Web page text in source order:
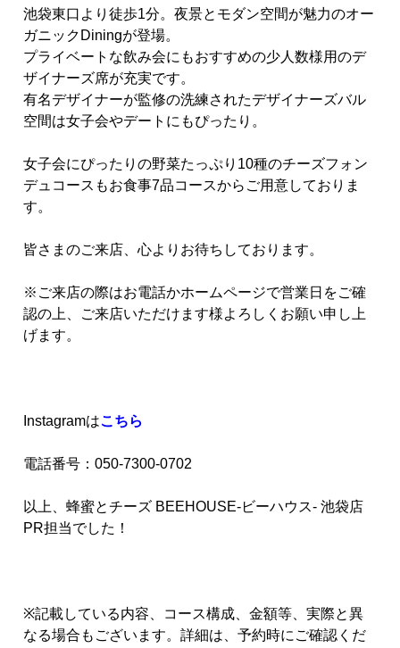
池袋東口より徒歩1分。夜景とモダン空間が魅力のオー
ガニックDiningが登場。
プライベートな飲み会にもおすすめの少人数様用のデ
ザイナーズ席が充実です。
有名デザイナーが監修の洗練されたデザイナーズバル
空間は女子会やデートにもぴったり。
女子会にぴったりの野菜たっぷり10種のチーズフォン
デュコースもお食事7品コースからご用意しておりま
す。
皆さまのご来店、心よりお待ちしております。
※ご来店の際はお電話かホームページで営業日をご確
認の上、ご来店いただけます様よろしくお願い申し上
げます。
Instagramはこちら
電話番号：050-7300-0702
以上、蜂蜜とチーズ BEEHOUSE-ビーハウス- 池袋店
PR担当でした！
※記載している内容、コース構成、金額等、実際と異
なる場合もございます。詳細は、予約時にご確認くだ